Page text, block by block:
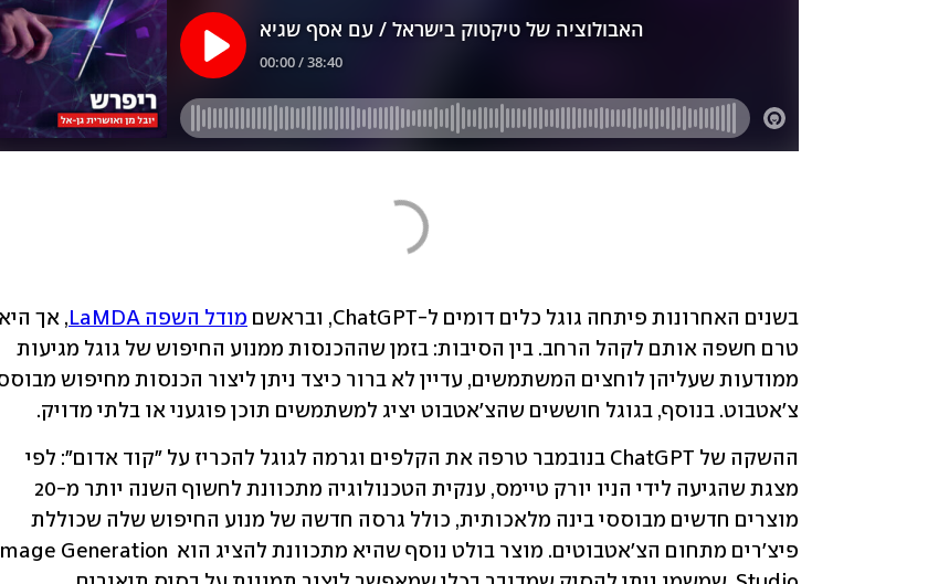
בשנים האחרונות פיתחה גוגל כלים דומים ל-ChatGPT, ובראשם מודל השפה LaMDA
צ'אטבוט. בנוסף, בגוגל חוששים שהצ'אטבוט יציג למשתמשים תוכן פוגעני או בלתי מדויק.
פיצ'רים מתחום הצ'אטבוטים. מוצר בולט נוסף שהיא מתכוונת להציג הוא Image Generation